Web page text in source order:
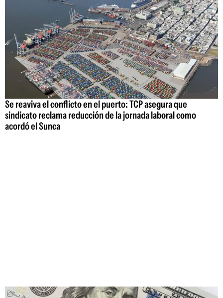
Se reaviva el conflicto en el puerto: TCP asegura que
sindicato reclama reducción de la jornada laboral como
acordó el Sunca